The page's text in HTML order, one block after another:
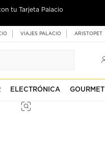
tu Tarjeta Palacio
VIAJES PALACIO ARISTOPET
ELECTRÓNICA GOURMET